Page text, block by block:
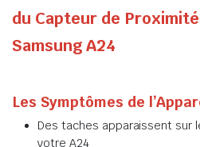
du Capteur de
Samsung A24
Les Symptômes de
Des taches apparaissent sur
votre A24